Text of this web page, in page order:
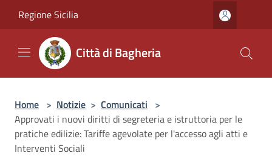
Regione Sicilia
Città di Bagheria
Home > Notizie > Comunicati >
Approvati i nuovi diritti di segreteria e istruttoria per le
pratiche edilizie: Tariffe agevolate per l'accesso agli atti e
Interventi Sociali